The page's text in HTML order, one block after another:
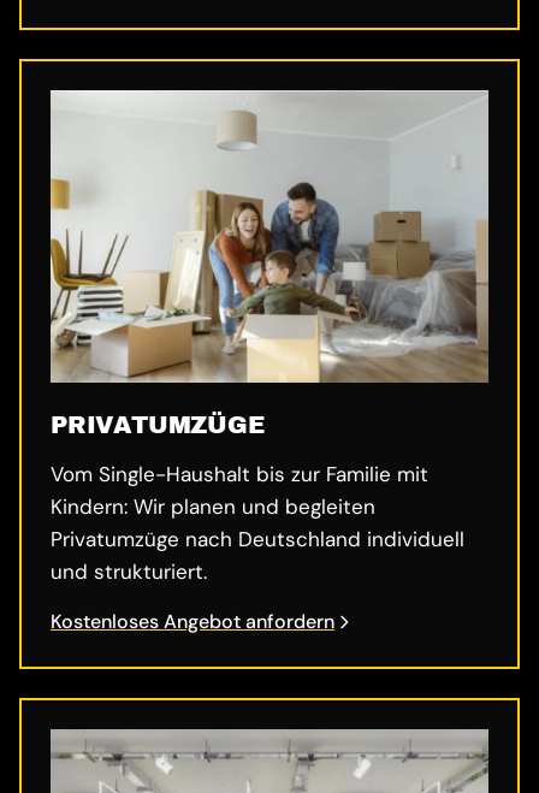
PRIVATUMZÜGE
Vom Single-Haushalt bis zur Familie mit
Kindern: Wir planen und begleiten
Privatumzüge nach Deutschland individuell
und strukturiert.
Kostenloses Angebot anfordern